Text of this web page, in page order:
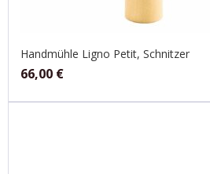
Handmühle Ligno Petit, Schnitzer
66,00 €